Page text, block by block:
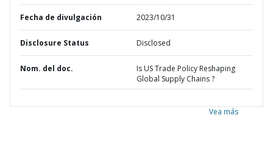
Fecha de divulgación 2023/10/31
Disclosure Status Disclosed
Nom. del doc.
Is US Trade Policy Reshaping
Global Supply Chains ?
Vea más